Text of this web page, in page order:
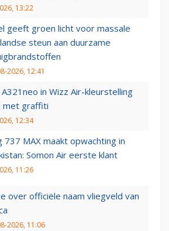
13:22
geeft groen licht voor massale
steun aan duurzame
2026, 12:41
in Wizz Air-kleurstelling
met graffiti
12:34
737 MAX maakt opwachting in
Somon Air eerste klant
11:26
over officiële naam vliegveld van
2026, 11:06